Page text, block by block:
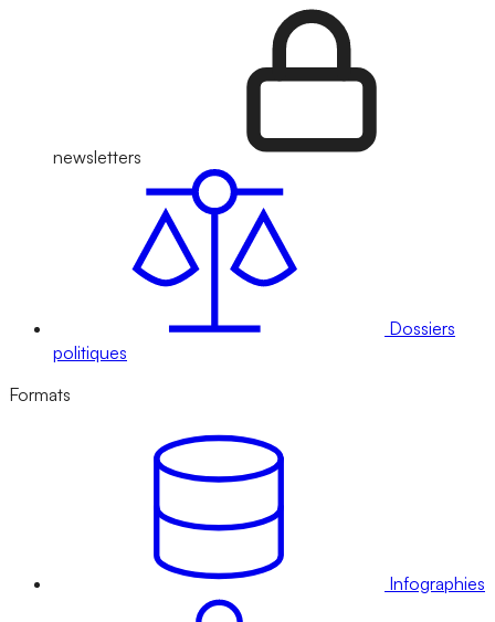
newsletters
Dossiers
politiques
Formats
Infographies